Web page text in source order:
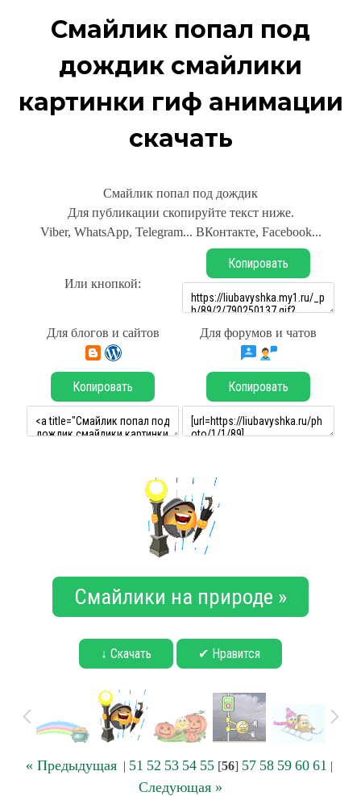
Смайлик попал под
дождик смайлики
картинки гиф анимации
скачать
Смайлик попал под дождик
Для публикации скопируйте текст ниже.
Viber, WhatsApp, Telegram... ВКонтакте, Facebook...
Или кнопкой:
Копировать
Для блогов и сайтов Для форумов и чатов
Копировать Копировать
Смайлики на природе »
↓ Скачать ✔ Нравится
« Предыдущая| 51 52 53 54 55[56] 57 58 59 60 61 |
Следующая »